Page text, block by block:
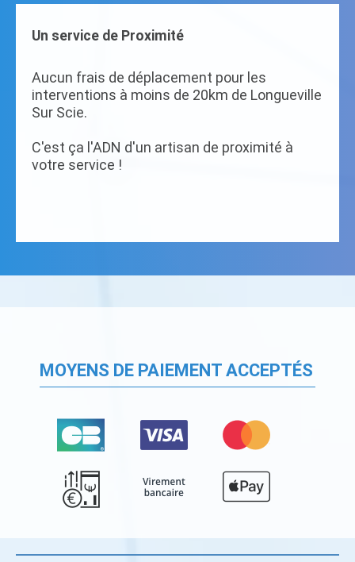
Un service de Proximité
Aucun frais de déplacement pour les
interventions à moins de 20km de Longueville
Sur Scie.
C'est ça l'ADN d'un artisan de proximité à
votre service !
MOYENS DE PAIEMENT ACCEPTÉS